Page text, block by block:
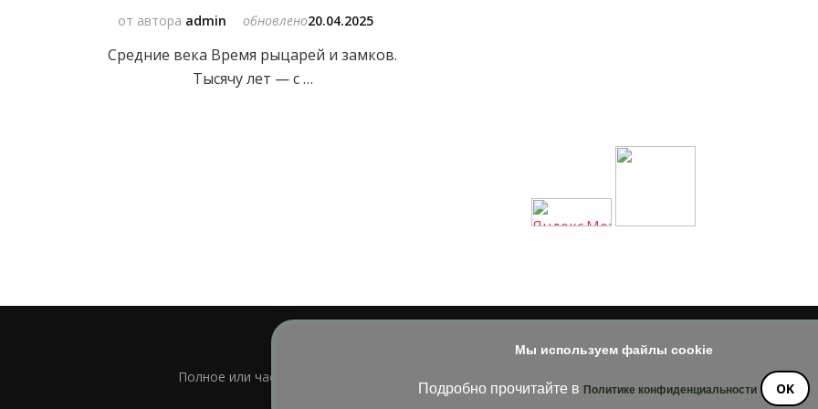
от автора admin обновлено20.04.2025
Средние века Время рыцарей и замков.
Тысячу лет — с …
Мы используем файлы cookie
Подробно прочитайте в Политике конфиденциальности OK
© 2014 - 2026
Полное или частичное использование материала допускается только при наличии активной и